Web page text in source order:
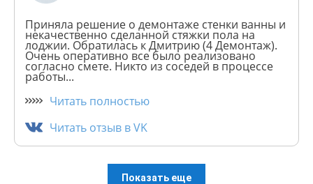
Приняла решение о демонтаже стенки ванны и
некачественно сделанной стяжки пола на
лоджии. Обратилась к Дмитрию (4 Демонтаж).
Очень оперативно все было реализовано
согласно смете. Никто из соседей в процессе
работы...
Читать полностью
Читать отзыв в VK
Показать еще